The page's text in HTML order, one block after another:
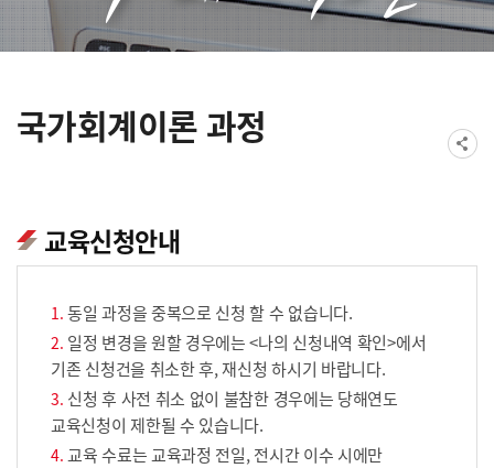
국가회계이론 과정
교육신청안내
동일 과정을 중복으로 신청 할 수 없습니다.
일정 변경을 원할 경우에는 <나의 신청내역 확인>에서
기존 신청건을 취소한 후, 재신청 하시기 바랍니다.
신청 후 사전 취소 없이 불참한 경우에는 당해연도
교육신청이 제한될 수 있습니다.
교육 수료는 교육과정 전일, 전시간 이수 시에만